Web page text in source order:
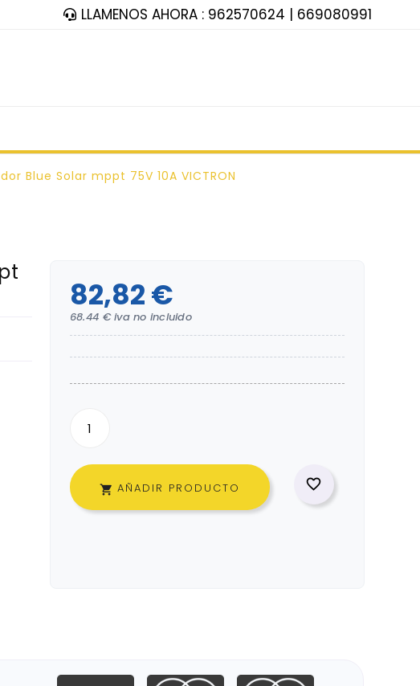
LLAMENOS AHORA : 962570624 | 669080991
Blue Solar mppt 75V 10A VICTRON
82,82 €
68.44 € iva no incluido
 AÑADIR PRODUCTO 